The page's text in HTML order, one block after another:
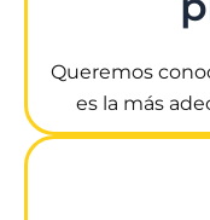
Queremos
es la más